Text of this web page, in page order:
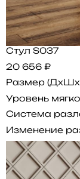
Стул S037
20 656 ₽
Размер
Уровень
Система
Изменение